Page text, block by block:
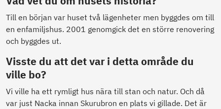
Till en början var huset två lägenheter men byggdes om till
en enfamiljshus. 2001 genomgick det en större renovering
och byggdes ut.
Visste du att det var i detta område du
ville bo?
Vi ville ha ett rymligt hus nära till stan och natur. Och då
var just Nacka innan Skurubron en plats vi gillade. Det är